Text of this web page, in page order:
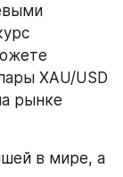
XAU/USD
рынке
в мире, а